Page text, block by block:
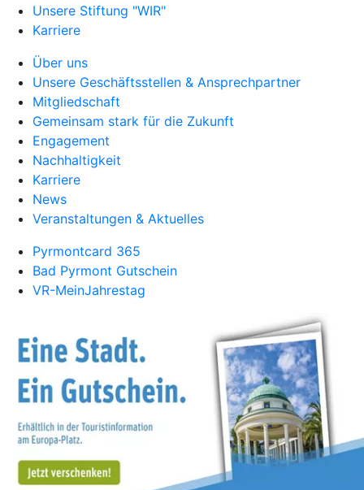
Unsere Stiftung "WIR"
Karriere
Über uns
Unsere Geschäftsstellen & Ansprechpartner
Mitgliedschaft
Gemeinsam stark für die Zukunft
Engagement
Nachhaltigkeit
Karriere
News
Veranstaltungen & Aktuelles
Pyrmontcard 365
Bad Pyrmont Gutschein
VR-MeinJahrestag